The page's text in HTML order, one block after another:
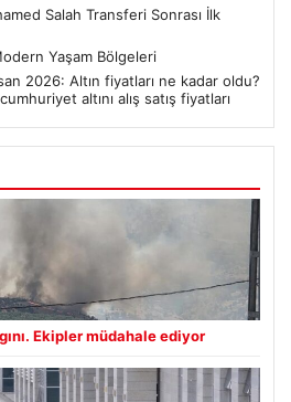
Salah Transferi Sonrası İlk
Yaşam Bölgeleri
2026: Altın fiyatları ne kadar oldu?
altını alış satış fiyatları
Ekipler müdahale ediyor